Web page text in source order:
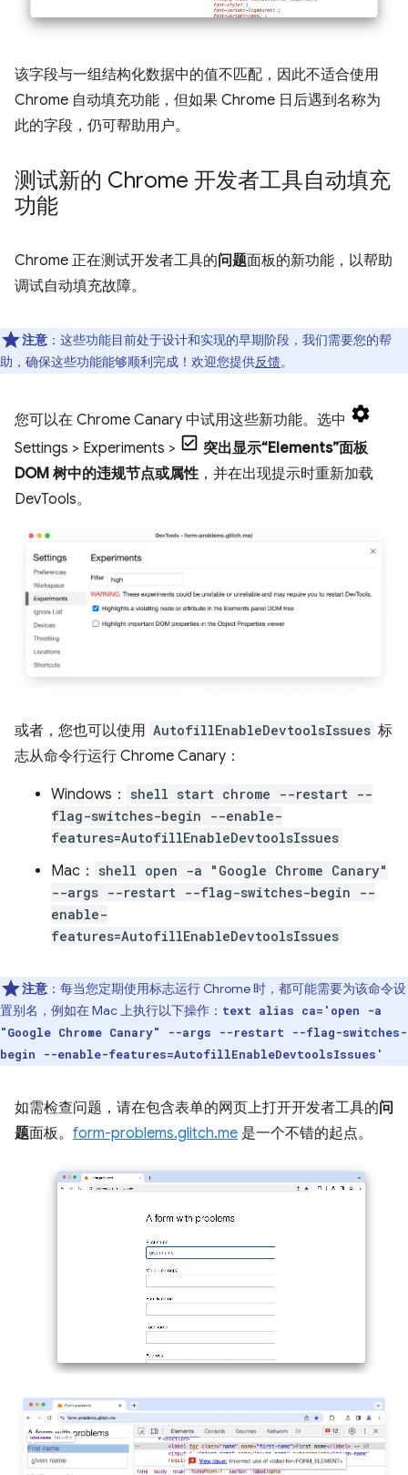
该字段与一组结构化数据中的值不匹配，因此不适合使用
Chrome 自动填充功能，但如果 Chrome 日后遇到名称为
此的字段，仍可帮助用户。
测试新的 Chrome 开发者工具自动填充
功能
Chrome 正在测试开发者工具的问题面板的新功能，以帮助
调试自动填充故障。
注意 ：这些功能目前处于设计和实现的早期阶段，我们需要您的帮
助，确保这些功能能够顺利完成！欢迎您提供反馈。
您可以在 Chrome Canary 中试用这些新功能。选中
Settings > Experiments >
突出显示“Elements”面板
DOM 树中的违规节点或属性 ，并在出现提示时重新加载
DevTools。
或者，您也可以使用 AutofillEnableDevtoolsIssues 标
志从命令行运行 Chrome Canary：
Windows：
shell start chrome --restart --
flag-switches-begin --enable-
features=AutofillEnableDevtoolsIssues
Mac：
shell open -a "Google Chrome Canary"
--args --restart --flag-switches-begin --
enable-
features=AutofillEnableDevtoolsIssues
注意 ：每当您定期使用标志运行 Chrome 时，都可能需要为该命令设
置别名，例如在 Mac 上执行以下操作： text alias ca='open -a
"Google Chrome Canary" --args --restart --flag-switches-
begin --enable-features=AutofillEnableDevtoolsIssues'
如需检查问题，请在包含表单的网页上打开开发者工具的问
题面板。 form-problems.glitch.me 是一个不错的起点。